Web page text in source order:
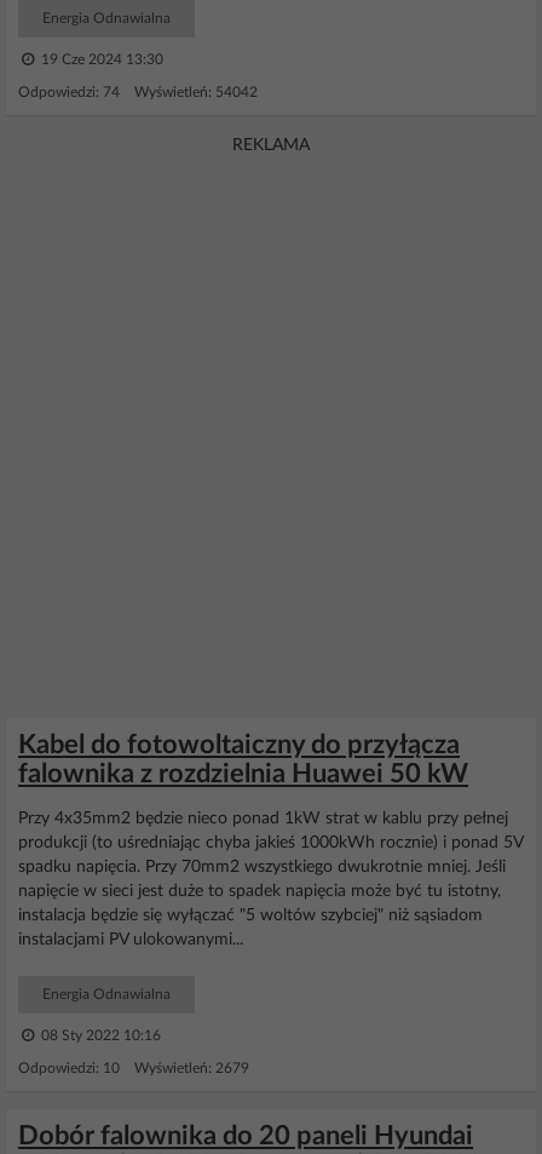
Energia Odnawialna
19 Cze 2024 13:30
Odpowiedzi: 74 Wyświetleń: 54042
REKLAMA
Kabel do fotowoltaiczny do przyłącza
falownika z rozdzielnia Huawei 50 kW
Przy 4x35mm2 będzie nieco ponad 1kW strat w kablu przy pełnej
produkcji (to uśredniając chyba jakieś 1000kWh rocznie) i ponad 5V
spadku napięcia. Przy 70mm2 wszystkiego dwukrotnie mniej. Jeśli
napięcie w sieci jest duże to spadek napięcia może być tu istotny,
instalacja będzie się wyłączać "5 woltów szybciej" niż sąsiadom
instalacjami PV ulokowanymi...
Energia Odnawialna
08 Sty 2022 10:16
Odpowiedzi: 10 Wyświetleń: 2679
Dobór falownika do 20 paneli Hyundai